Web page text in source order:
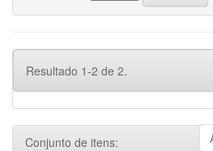
Resultado 1-2 de 2.
Conjunto de itens: